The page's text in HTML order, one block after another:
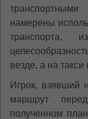
намерены
транспорта,
везде, а на такси
Игрок, взявший
маршрут
полученном